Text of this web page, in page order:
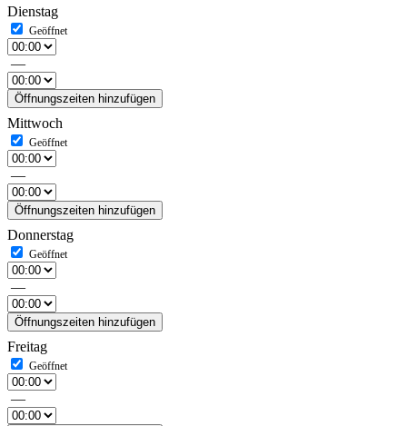
Dienstag
—
Öffnungszeiten hinzufügen
Mittwoch
—
Öffnungszeiten hinzufügen
Donnerstag
—
Öffnungszeiten hinzufügen
Freitag
—